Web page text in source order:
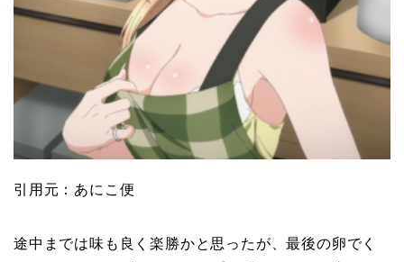
引用元：あにこ便
途中までは味も良く楽勝かと思ったが、最後の卵でく